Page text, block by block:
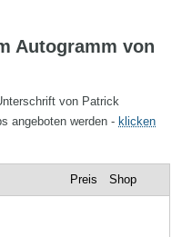
Autogramm von
von Patrick
angeboten werden - klicken
Preis Shop